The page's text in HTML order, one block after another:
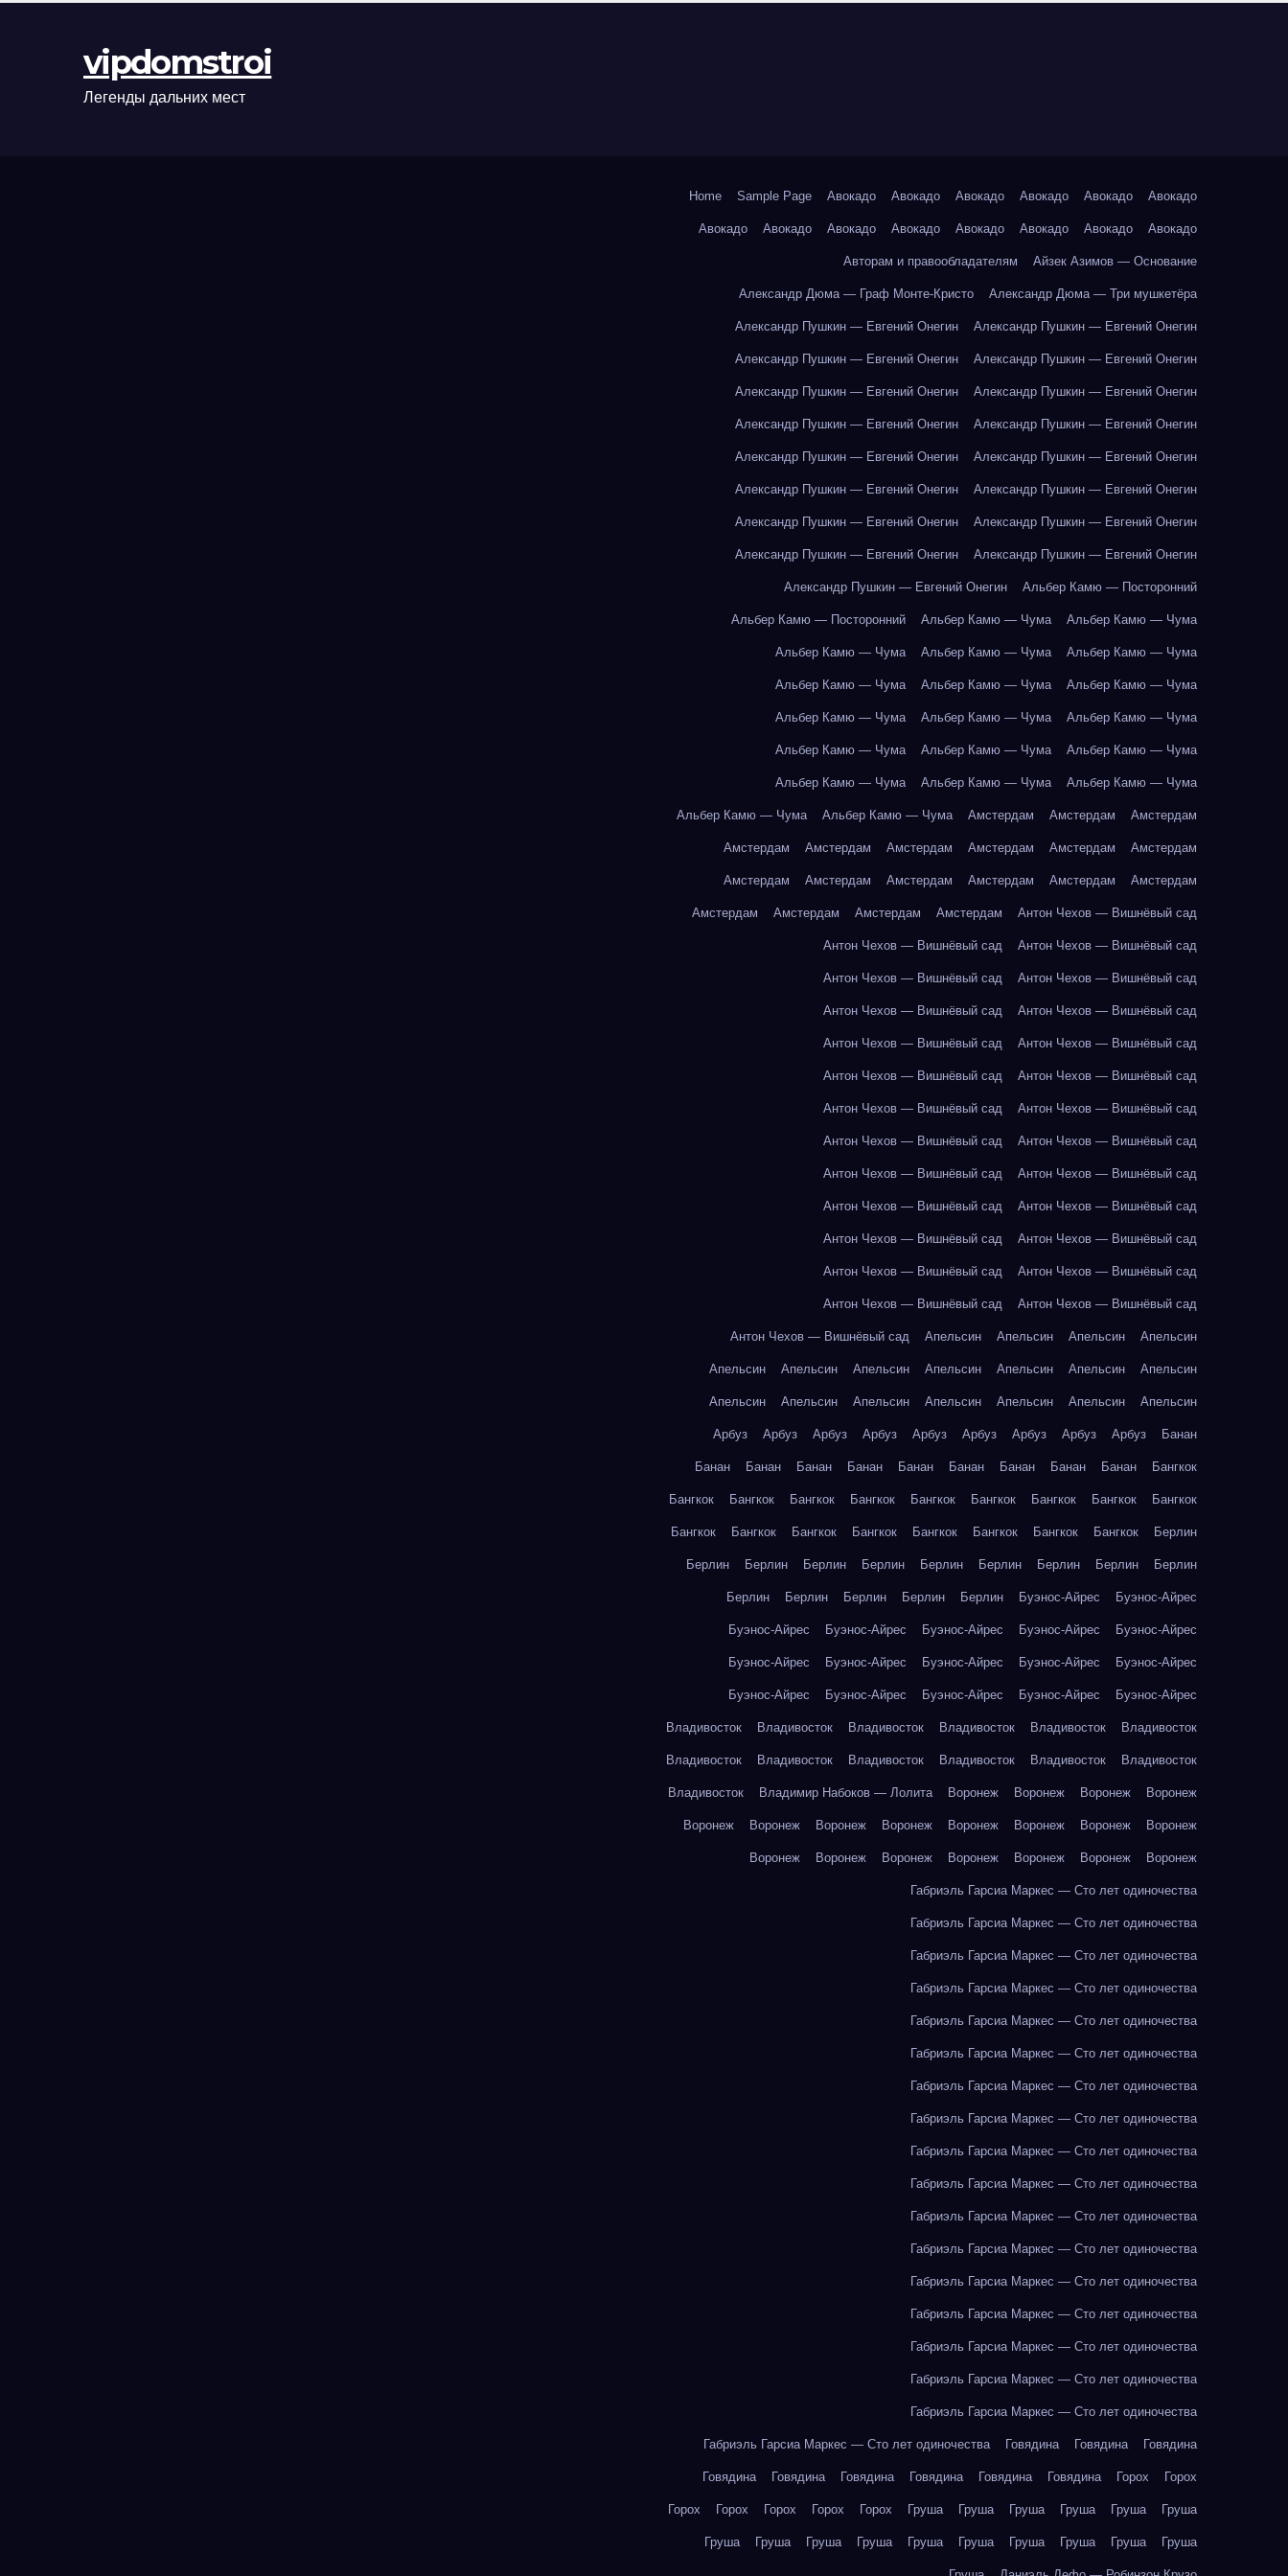
оформления
рыночные
ориентиры
vipdomstroi
Легенды дальних мест
Home Sample Page Авокадо Авокадо Авокадо Авокадо Авокадо Авокадо
Авокадо Авокадо Авокадо Авокадо Авокадо Авокадо Авокадо Авокадо
Авторам и правообладателям Айзек Азимов — Основание
Александр Дюма — Граф Монте-Кристо Александр Дюма — Три мушкетёра
Александр Пушкин — Евгений Онегин Александр Пушкин — Евгений Онегин
Александр Пушкин — Евгений Онегин Александр Пушкин — Евгений Онегин
Александр Пушкин — Евгений Онегин Александр Пушкин — Евгений Онегин
Александр Пушкин — Евгений Онегин Александр Пушкин — Евгений Онегин
Александр Пушкин — Евгений Онегин Александр Пушкин — Евгений Онегин
Александр Пушкин — Евгений Онегин Александр Пушкин — Евгений Онегин
Александр Пушкин — Евгений Онегин Александр Пушкин — Евгений Онегин
Александр Пушкин — Евгений Онегин Александр Пушкин — Евгений Онегин
Александр Пушкин — Евгений Онегин Альбер Камю — Посторонний
Альбер Камю — Посторонний Альбер Камю — Чума Альбер Камю — Чума
Альбер Камю — Чума Альбер Камю — Чума Альбер Камю — Чума
Альбер Камю — Чума Альбер Камю — Чума Альбер Камю — Чума
Альбер Камю — Чума Альбер Камю — Чума Альбер Камю — Чума
Альбер Камю — Чума Альбер Камю — Чума Альбер Камю — Чума
Альбер Камю — Чума Альбер Камю — Чума Альбер Камю — Чума
Альбер Камю — Чума Альбер Камю — Чума Амстердам Амстердам Амстердам
Амстердам Амстердам Амстердам Амстердам Амстердам Амстердам
Амстердам Амстердам Амстердам Амстердам Амстердам Амстердам
Амстердам Амстердам Амстердам Амстердам Антон Чехов — Вишнёвый сад
Антон Чехов — Вишнёвый сад Антон Чехов — Вишнёвый сад
Антон Чехов — Вишнёвый сад Антон Чехов — Вишнёвый сад
Антон Чехов — Вишнёвый сад Антон Чехов — Вишнёвый сад
Антон Чехов — Вишнёвый сад Антон Чехов — Вишнёвый сад
Антон Чехов — Вишнёвый сад Антон Чехов — Вишнёвый сад
Антон Чехов — Вишнёвый сад Антон Чехов — Вишнёвый сад
Антон Чехов — Вишнёвый сад Антон Чехов — Вишнёвый сад
Антон Чехов — Вишнёвый сад Антон Чехов — Вишнёвый сад
Антон Чехов — Вишнёвый сад Антон Чехов — Вишнёвый сад
Антон Чехов — Вишнёвый сад Антон Чехов — Вишнёвый сад
Антон Чехов — Вишнёвый сад Антон Чехов — Вишнёвый сад
Антон Чехов — Вишнёвый сад Антон Чехов — Вишнёвый сад
Антон Чехов — Вишнёвый сад Апельсин Апельсин Апельсин Апельсин
Апельсин Апельсин Апельсин Апельсин Апельсин Апельсин Апельсин
Апельсин Апельсин Апельсин Апельсин Апельсин Апельсин Апельсин
Арбуз Арбуз Арбуз Арбуз Арбуз Арбуз Арбуз Арбуз Арбуз Банан
Банан Банан Банан Банан Банан Банан Банан Банан Банан Бангкок
Бангкок Бангкок Бангкок Бангкок Бангкок Бангкок Бангкок Бангкок Бангкок
Бангкок Бангкок Бангкок Бангкок Бангкок Бангкок Бангкок Бангкок Берлин
Берлин Берлин Берлин Берлин Берлин Берлин Берлин Берлин Берлин
Берлин Берлин Берлин Берлин Берлин Буэнос-Айрес Буэнос-Айрес
Буэнос-Айрес Буэнос-Айрес Буэнос-Айрес Буэнос-Айрес Буэнос-Айрес
Буэнос-Айрес Буэнос-Айрес Буэнос-Айрес Буэнос-Айрес Буэнос-Айрес
Буэнос-Айрес Буэнос-Айрес Буэнос-Айрес Буэнос-Айрес Буэнос-Айрес
Владивосток Владивосток Владивосток Владивосток Владивосток Владивосток
Владивосток Владивосток Владивосток Владивосток Владивосток Владивосток
Владивосток Владимир Набоков — Лолита Воронеж Воронеж Воронеж Воронеж
Воронеж Воронеж Воронеж Воронеж Воронеж Воронеж Воронеж Воронеж
Воронеж Воронеж Воронеж Воронеж Воронеж Воронеж Воронеж
Габриэль Гарсиа Маркес — Сто лет одиночества
Габриэль Гарсиа Маркес — Сто лет одиночества
Габриэль Гарсиа Маркес — Сто лет одиночества
Габриэль Гарсиа Маркес — Сто лет одиночества
Габриэль Гарсиа Маркес — Сто лет одиночества
Габриэль Гарсиа Маркес — Сто лет одиночества
Габриэль Гарсиа Маркес — Сто лет одиночества
Габриэль Гарсиа Маркес — Сто лет одиночества
Габриэль Гарсиа Маркес — Сто лет одиночества
Габриэль Гарсиа Маркес — Сто лет одиночества
Габриэль Гарсиа Маркес — Сто лет одиночества
Габриэль Гарсиа Маркес — Сто лет одиночества
Габриэль Гарсиа Маркес — Сто лет одиночества
Габриэль Гарсиа Маркес — Сто лет одиночества
Габриэль Гарсиа Маркес — Сто лет одиночества
Габриэль Гарсиа Маркес — Сто лет одиночества
Габриэль Гарсиа Маркес — Сто лет одиночества
Габриэль Гарсиа Маркес — Сто лет одиночества Говядина Говядина Говядина
Говядина Говядина Говядина Говядина Говядина Говядина Горох Горох
Горох Горох Горох Горох Горох Груша Груша Груша Груша Груша Груша
Груша Груша Груша Груша Груша Груша Груша Груша Груша Груша